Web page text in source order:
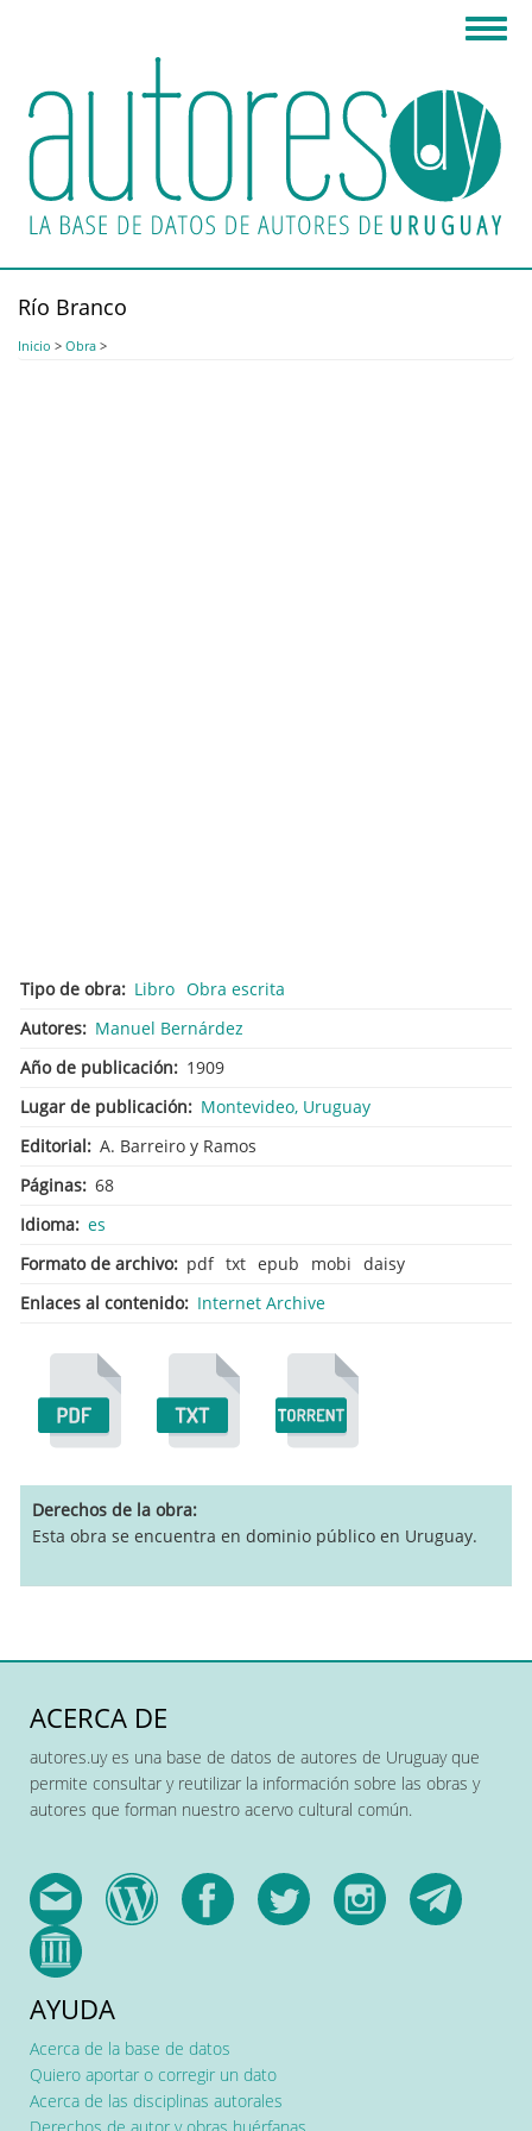
principal
Río Branco
Inicio > Obra >
Tipo de obra Libro Obra escrita
Autores
Manuel Bernárdez
Año de publicación
1909
Lugar de publicación
Montevideo, Uruguay
Editorial
A. Barreiro y Ramos
Páginas 68
Idioma es
Formato de archivo
pdf txt epub mobi daisy
Enlaces al contenido
Internet Archive
Derechos de la obra
Esta obra se encuentra en dominio público en Uruguay.
ACERCA DE
autores.uy es una base de datos de autores de Uruguay que
permite consultar y reutilizar la información sobre las obras y
autores que forman nuestro acervo cultural común.
AYUDA
Acerca de la base de datos
Quiero aportar o corregir un dato
Acerca de las disciplinas autorales